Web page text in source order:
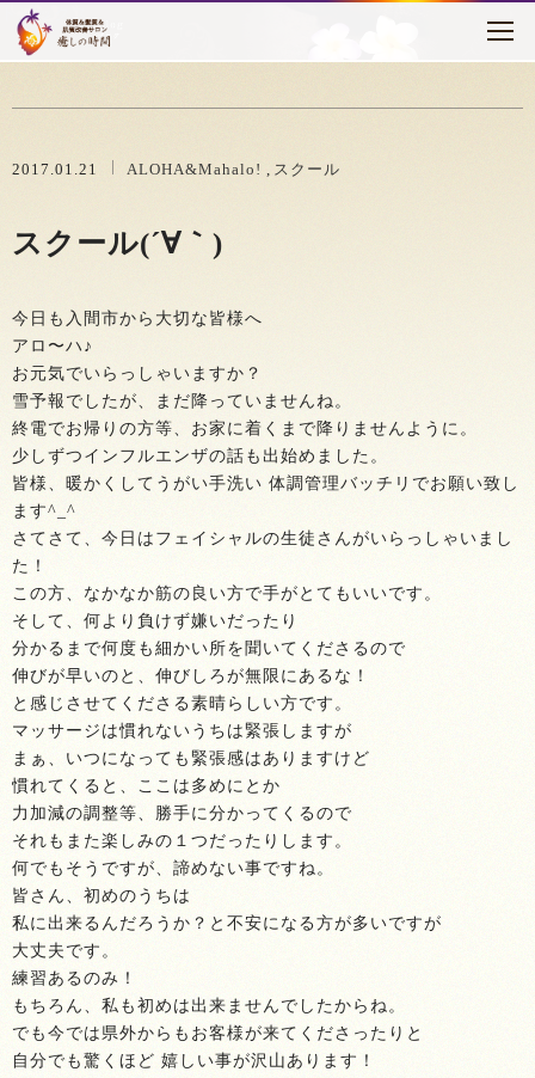
癒しの時間について
セラピスト紹介
アクセス
ブログ
トピックス
2017.01.21 ALOHA&Mahalo! スクール
スクール(´∀｀)
今日も入間市から大切な皆様へ
アロ〜ハ♪
お元気でいらっしゃいますか？
雪予報でしたが、まだ降っていませんね。
終電でお帰りの方等、お家に着くまで降りませんように。
少しずつインフルエンザの話も出始めました。
皆様、暖かくしてうがい手洗い 体調管理バッチリでお願い致し
ます^_^
さてさて、今日はフェイシャルの生徒さんがいらっしゃいまし
た！
この方、なかなか筋の良い方で手がとてもいいです。
そして、何より負けず嫌いだったり
分かるまで何度も細かい所を聞いてくださるので
伸びが早いのと、伸びしろが無限にあるな！
と感じさせてくださる素晴らしい方です。
マッサージは慣れないうちは緊張しますが
まぁ、いつになっても緊張感はありますけど
慣れてくると、ここは多めにとか
力加減の調整等、勝手に分かってくるので
それもまた楽しみの１つだったりします。
何でもそうですが、諦めない事ですね。
皆さん、初めのうちは
私に出来るんだろうか？と不安になる方が多いですが
大丈夫です。
練習あるのみ！
もちろん、私も初めは出来ませんでしたからね。
でも今では県外からもお客様が来てくださったりと
自分でも驚くほど 嬉しい事が沢山あります！